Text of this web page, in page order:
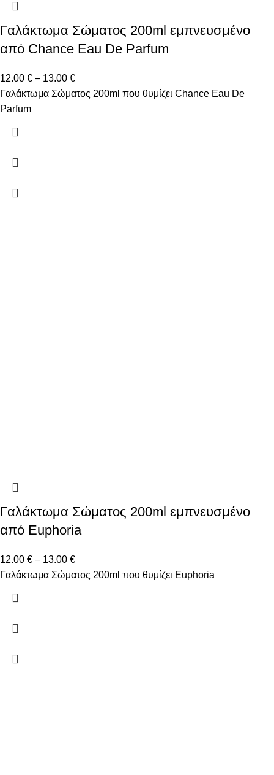
Γαλάκτωμα Σώματος 200ml εμπνευσμένο
από Chance Eau De Parfum
12.00 € – 13.00 €
Γαλάκτωμα Σώματος 200ml που θυμίζει Chance Eau De
Parfum
Γαλάκτωμα Σώματος 200ml εμπνευσμένο
από Euphoria
12.00 € – 13.00 €
Γαλάκτωμα Σώματος 200ml που θυμίζει Euphoria